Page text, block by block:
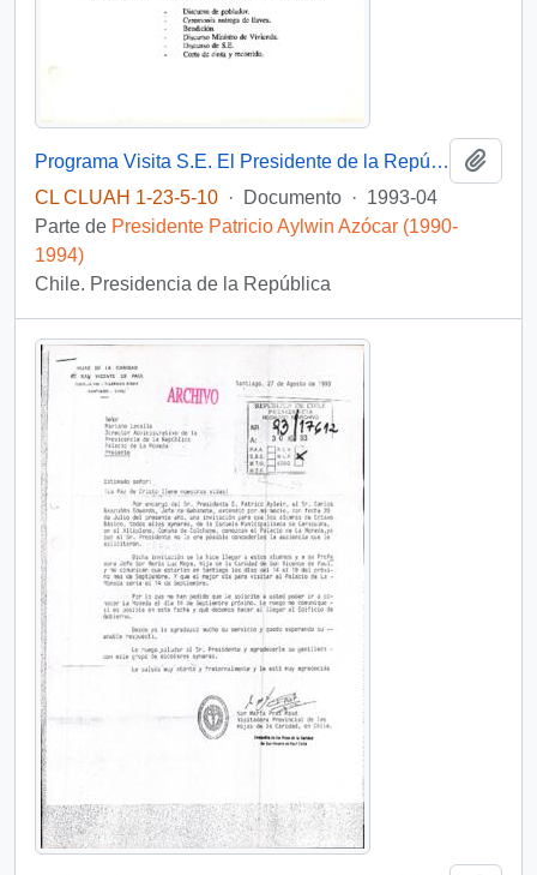
Programa Visita S.E. El Presidente de la República III Región 12 y 13 de Abril 1993
CL CLUAH 1-23-5-10 · Documento · 1993-04
Parte de Presidente Patricio Aylwin Azócar (1990-
1994)
Chile. Presidencia de la República